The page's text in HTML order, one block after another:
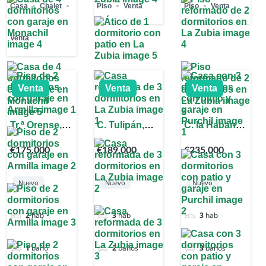
Casa Chalet
Venta
Piso Venta Piso Venta
Venta
Tr.ª Orense,
18100 Armilla,
Granada,
España
€175,000
Nuevo
2hab
1baño
Venta
C. Tulipán,
18140 La
Zubia,
Granada,
España
€189,000
Nuevo
3hab
2baños
Venta
C. la Habana,
Granada,
España
€235,000
Nuevo
3 hab
3baños